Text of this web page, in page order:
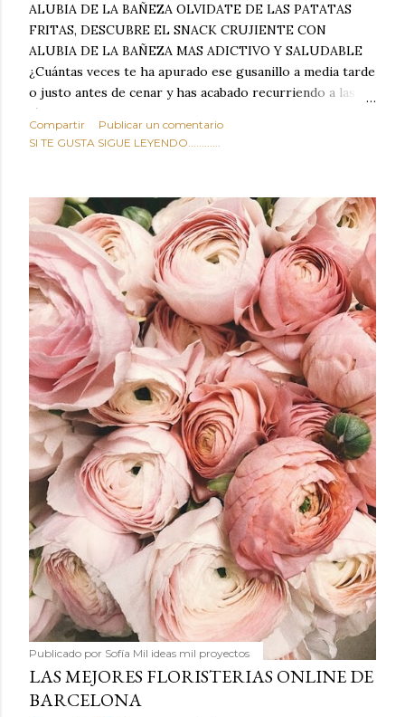
ALUBIA DE LA BAÑEZA OLVIDATE DE LAS PATATAS
FRITAS, DESCUBRE EL SNACK CRUJIENTE CON
ALUBIA DE LA BAÑEZA MAS ADICTIVO Y SALUDABLE
¿Cuántas veces te ha apurado ese gusanillo a media tarde
o justo antes de cenar y has acabado recurriendo a las
típicas patatas de bolsa, frutos secos fritos o snacks
ultraprocesados llenos de grasas saturadas y sodio?
sabroso, con ese toque tostado y crujiente que tanto nos
satisface. Estas alubias crujientes al horno van a cambiar
por completo tu forma de ver las legumbres. Olvídate de
asociar las alubias únicamente a los guisos tradicionales y
copiosos de invierno. Con esta receta simple pero
revolucionaria, transformaremos un ingrediente tan
humilde como la alubia de La Bañeza en un snack ligero,
dorado, cargado de proteína y 100% natural. Es el
sustituto perfecto a los frutos se...
Compartir
Publicar un comentario
SI TE GUSTA SIGUE LEYENDO............
Publicado por Sofía Mil ideas mil proyectos
LAS MEJORES FLORISTERIAS ONLINE DE
BARCELONA